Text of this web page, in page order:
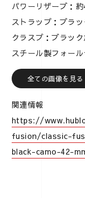
パワーリザーブ：
ストラップ：ブラ
クラスプ：ブラッ
スチール製フォー
全ての画像を見る
関連情報
https://
fusion/classic-
black-camo-42-